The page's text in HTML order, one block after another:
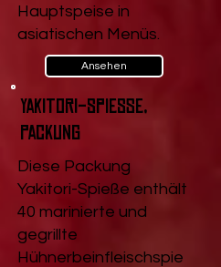
Hauptspeise in
asiatischen Menüs.
Ansehen
Yakitori-Spieße,
Packung
Diese Packung
Yakitori-Spieße enthält
40 marinierte und
gegrillte
Hühnerbeinfleischspie